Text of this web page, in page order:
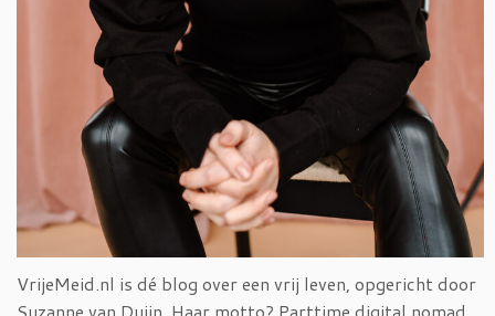
VrijeMeid.nl is dé blog over een vrij leven, opgericht door